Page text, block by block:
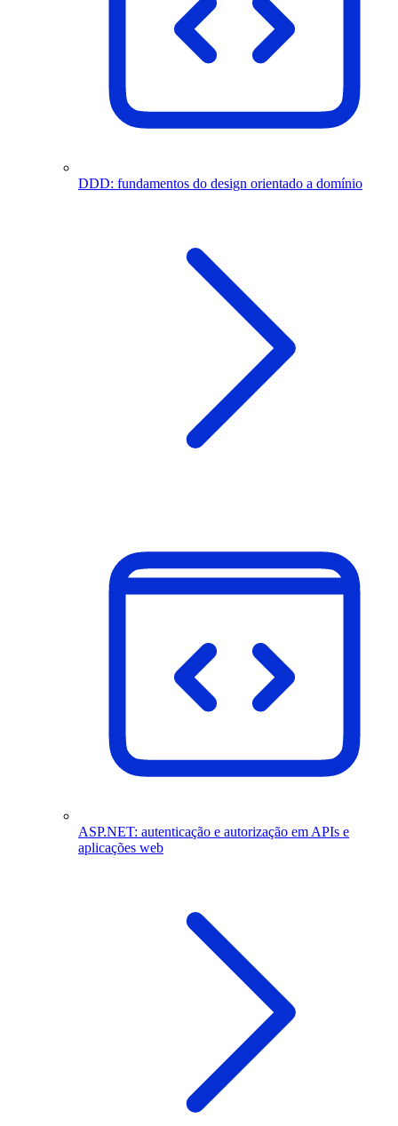
DDD: fundamentos do design orientado a domínio
ASP.NET: autenticação e autorização em APIs e
aplicações web